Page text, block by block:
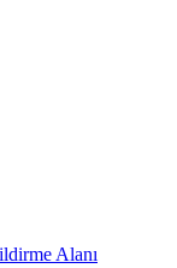
Alanı